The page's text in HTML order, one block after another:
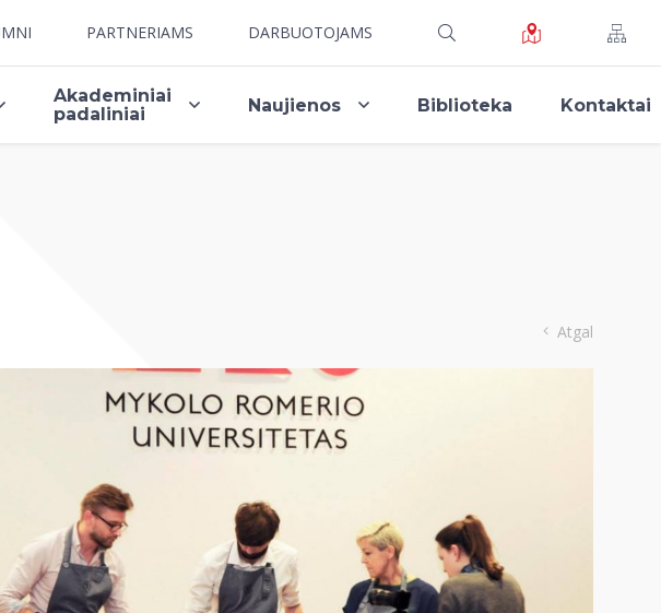
PARTNERIAMS DARBUOTOJAMS
Akademiniai
padaliniai
Naujienos Biblioteka Kontaktai
Atgal